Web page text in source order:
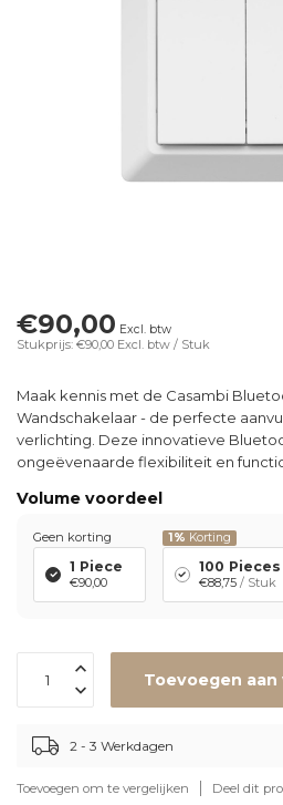
€90,00 Excl. btw
Stukprijs: €90,00 Excl. btw / Stuk
Maak kennis met de Casambi
Wandschakelaar - de perfecte
verlichting. Deze innovatieve
ongeëvenaarde flexibiliteit en
Volume voordeel
Geen korting
1 Piece
€90,00
1% Korting
100 Pieces
€88,75 / Stuk
Toevoegen
2 - 3 Werkdagen
Toevoegen om te vergelijken Deel dit